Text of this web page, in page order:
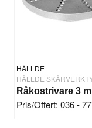
HÄLLDE
HÄLLDE
Pris/Offert: 036 -